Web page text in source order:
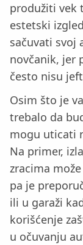
produžiti vek
estetski
sačuvati svoj
novčanik, jer
često nisu
Osim što je
trebalo da
mogu uticati
Na primer,
zracima
pa je
ili u garaži
korišćenje
u očuvanju